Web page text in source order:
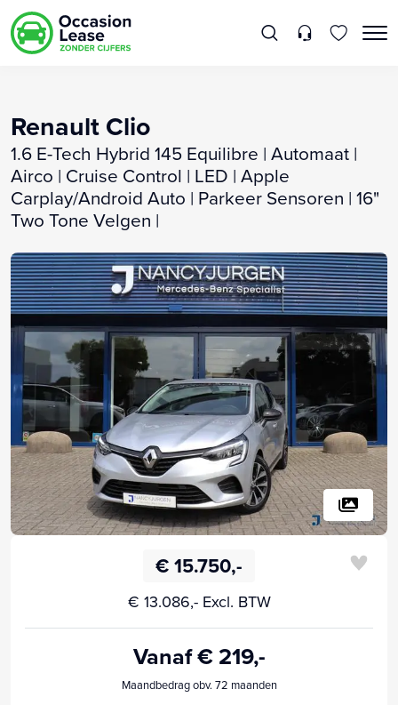
Renault Clio
1.6 E-Tech Hybrid 145 Equilibre | Automaat |
Airco | Cruise Control | LED | Apple
Carplay/Android Auto | Parkeer Sensoren | 16"
Two Tone Velgen |
€ 15.750,-
€ 13.086,- Excl. BTW
Vanaf € 219,-
Maandbedrag obv. 72 maanden